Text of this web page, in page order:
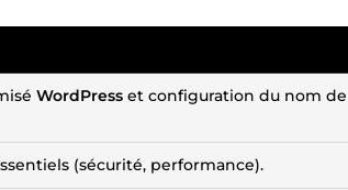
WordPress et configuration du nom de
(sécurité, performance).